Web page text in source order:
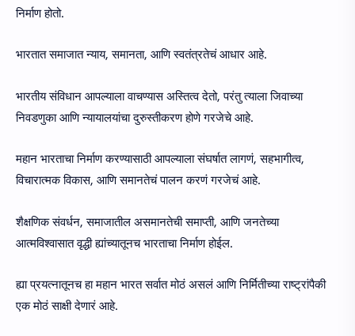
निर्माण होतो.
भारतात समाजात न्याय, समानता, आणि स्वतंत्रतेचं आधार आहे.
भारतीय संविधान आपल्याला वाचण्यास अस्तित्व देतो, परंतु त्याला जिवाच्या
निवडणुका आणि न्यायालयांचा दुरुस्तीकरण होणे गरजेचे आहे.
महान भारताचा निर्माण करण्यासाठी आपल्याला संघर्षात लागणं, सहभागीत्व,
विचारात्मक विकास, आणि समानतेचं पालन करणं गरजेचं आहे.
शैक्षणिक संवर्धन, समाजातील असमानतेची समाप्ती, आणि जनतेच्या
आत्मविश्वासात वृद्धी ह्यांच्यातूनच भारताचा निर्माण होईल.
ह्या प्रयत्नातूनच हा महान भारत सर्वात मोठं असलं आणि निर्मितीच्या राष्ट्रांपैकी
एक मोठं साक्षी देणारं आहे.